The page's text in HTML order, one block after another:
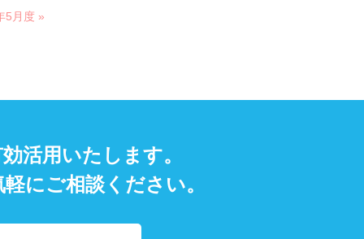
5月度 »
活用いたします。
にご相談ください。